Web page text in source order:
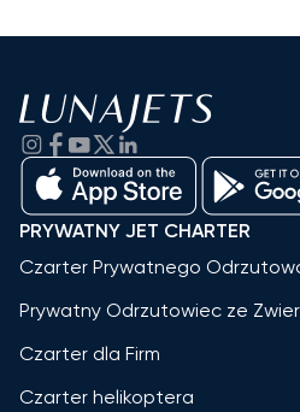
PRYWATNY JET CHARTER
Czarter Prywatnego
Prywatny Odrzutowiec ze
Czarter dla Firm
Czarter helikoptera